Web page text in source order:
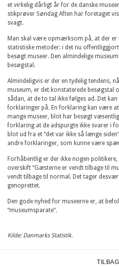
et virkelig dårligt år for de danske
stikprøver Søndag Aften har foretaget
svagt.
Man skal være opmærksom på, at der
statistiske metoder: i det nu
besøgt museer. Den almindelige
besøgstal.
Almindeligvis er der en tydelig tendens,
museum, er det konstaterede besøgstal
sådan, at de to tal ikke følges ad. Det
forklaringer på. En forklaring kan være
mange museer, blot har besøgt
forklaring at de adspurgte ikke svarer i
blot ud fra et “det var ikke så længe
andre forklaringer, som kunne være
Forhåbentlig er der ikke nogen
overskift “Gæsterne er vendt tilbage til
vendt tilbage til normal. Det tager
genoprettet.
Den gode nyhed for museerne er, at
“museumsparate”.
Kilde: Danmarks Statistik.